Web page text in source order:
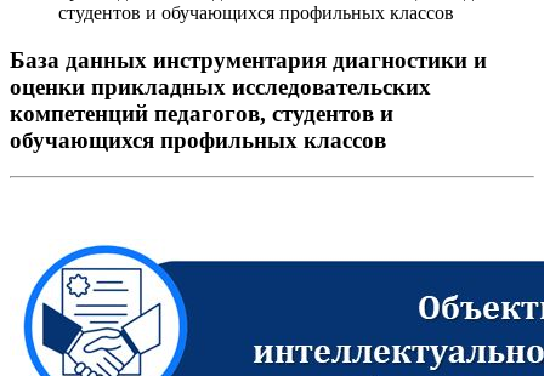
студентов и обучающихся профильных классов
База данных инструментария диагностики и
оценки прикладных исследовательских
компетенций педагогов, студентов и
обучающихся профильных классов